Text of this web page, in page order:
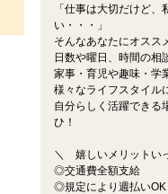
「仕事は大切だけど
い・・・」
そんなあなたにオスス
日数や曜日、時間の相
家事・育児や趣味・学
様々なライフスタイル
自分らしく活躍できる
ひ！
＼ 嬉しいメリットい
◎交通費全額支給
◎規定により週払いOK